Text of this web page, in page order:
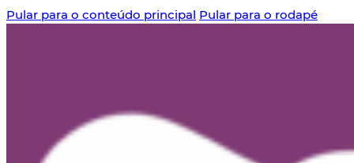
Pular para o conteúdo principal Pular para o rodapé